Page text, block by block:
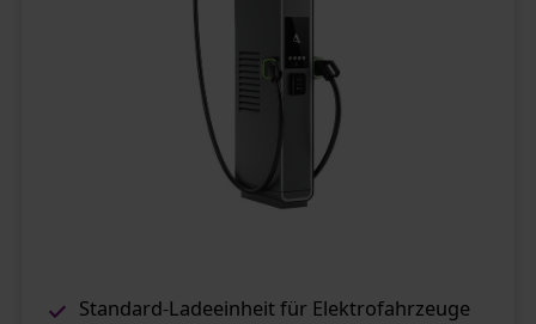
Standard-Ladeeinheit für Elektrofahrzeuge